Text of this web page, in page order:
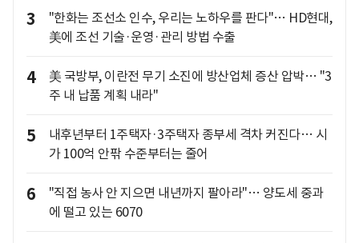
3
"한화는 조선소 인수, 우리는 노하우를 판다"… HD현대,
美에 조선 기술·운영·관리 방법 수출
4
美 국방부, 이란전 무기 소진에 방산업체 증산 압박… "3
주 내 납품 계획 내라"
5
내후년부터 1주택자·3주택자 종부세 격차 커진다… 시
가 100억 안팎 수준부터는 줄어
6
"직접 농사 안 지으면 내년까지 팔아라"… 양도세 중과
에 떨고 있는 6070